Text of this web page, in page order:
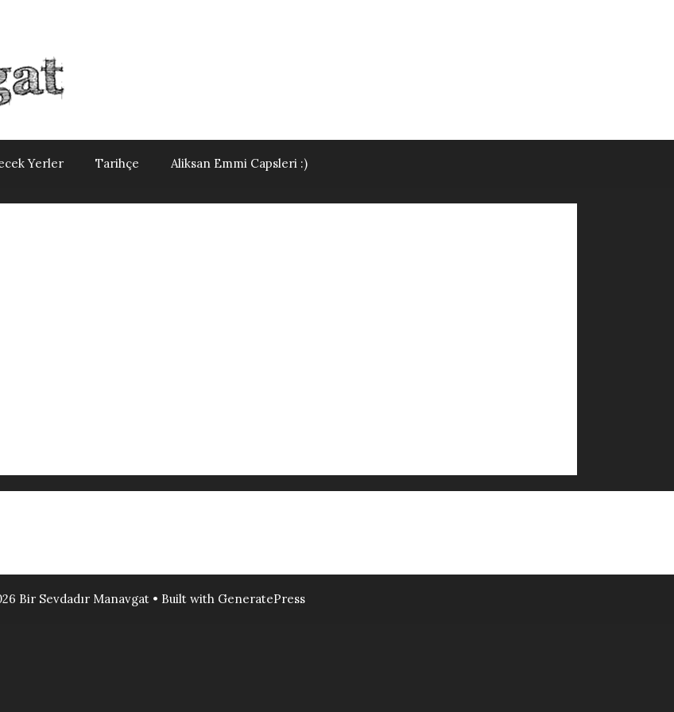
Yerler Tarihçe Aliksan Emmi Capsleri :)
Bir Sevdadır Manavgat • Built with GeneratePress